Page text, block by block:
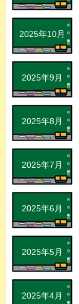
2025年4月
2025年5月
2025年6月
2025年7月
2025年8月
2025年9月
2025年10月